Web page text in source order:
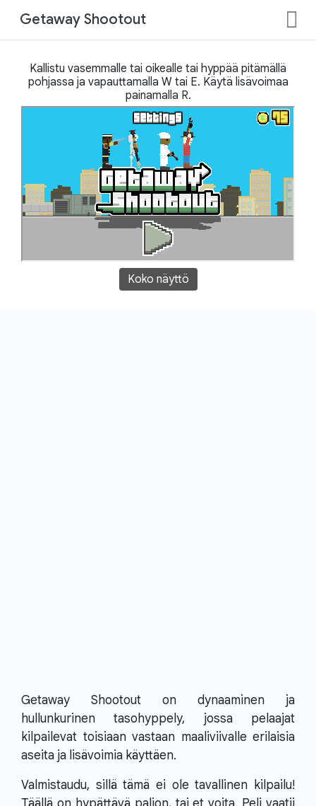
Getaway Shootout
Kallistu vasemmalle tai oikealle tai hyppää pitämällä
pohjassa ja vapauttamalla W tai E. Käytä lisävoimaa
painamalla R.
Koko näyttö
Getaway Shootout on dynaaminen ja
hullunkurinen tasohyppely, jossa pelaajat
kilpailevat toisiaan vastaan maaliviivalle erilaisia
aseita ja lisävoimia käyttäen.
Valmistaudu, sillä tämä ei ole tavallinen kilpailu!